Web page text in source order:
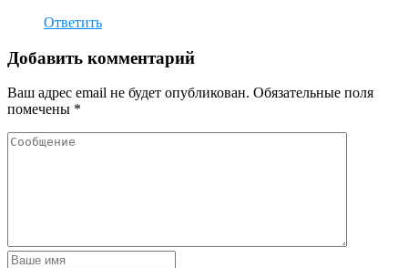
Ответить
Добавить комментарий
Ваш адрес email не будет опубликован. Обязательные поля
помечены *